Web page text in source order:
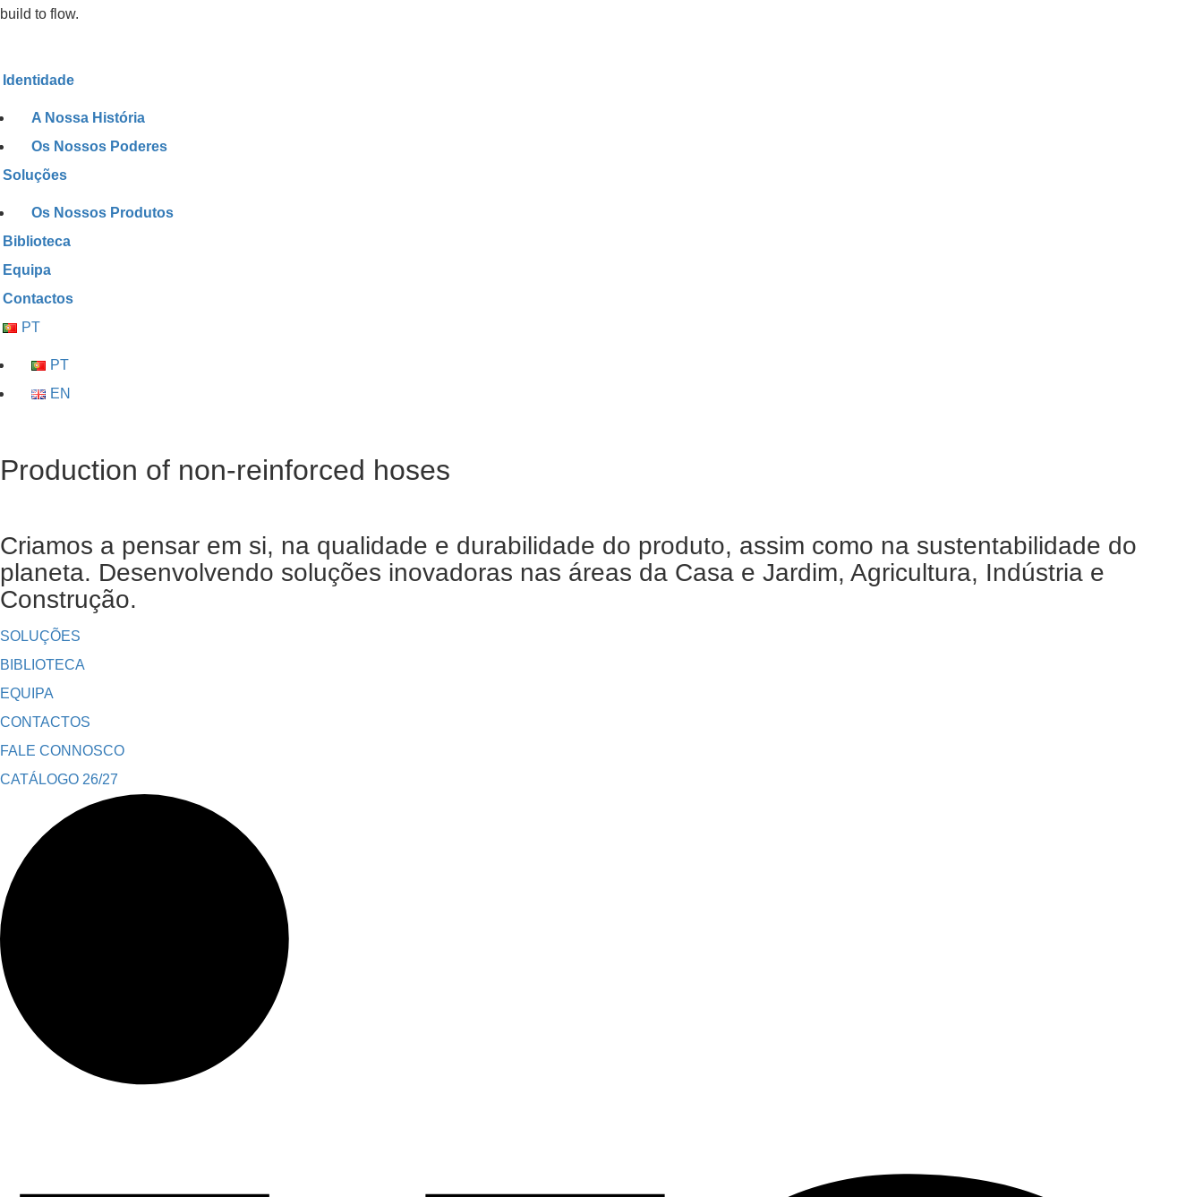
build to flow.
Identidade
A Nossa História
Os Nossos Poderes
Soluções
Os Nossos Produtos
Biblioteca
Equipa
Contactos
PT
PT
EN
Production of non-reinforced hoses
Criamos a pensar em si, na qualidade e durabilidade do produto, assim como na sustentabilidade do
planeta. Desenvolvendo soluções inovadoras nas áreas da Casa e Jardim, Agricultura, Indústria e
Construção.
SOLUÇÕES
BIBLIOTECA
EQUIPA
CONTACTOS
FALE CONNOSCO
CATÁLOGO 26/27